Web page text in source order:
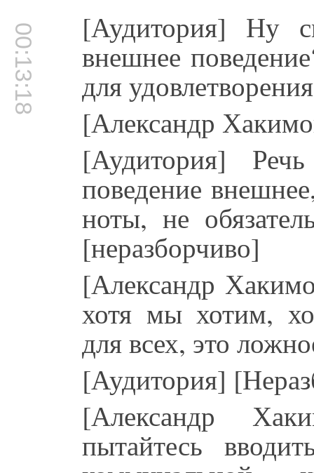
00:13:18 [Аудитория] Ну
внешнее
для
[Александр
[Аудитория]
поведение
ноты, не
[неразборчиво]
[Александр
хотя мы хотим,
для всех, это
[Аудитория]
[Александр
пытайтесь